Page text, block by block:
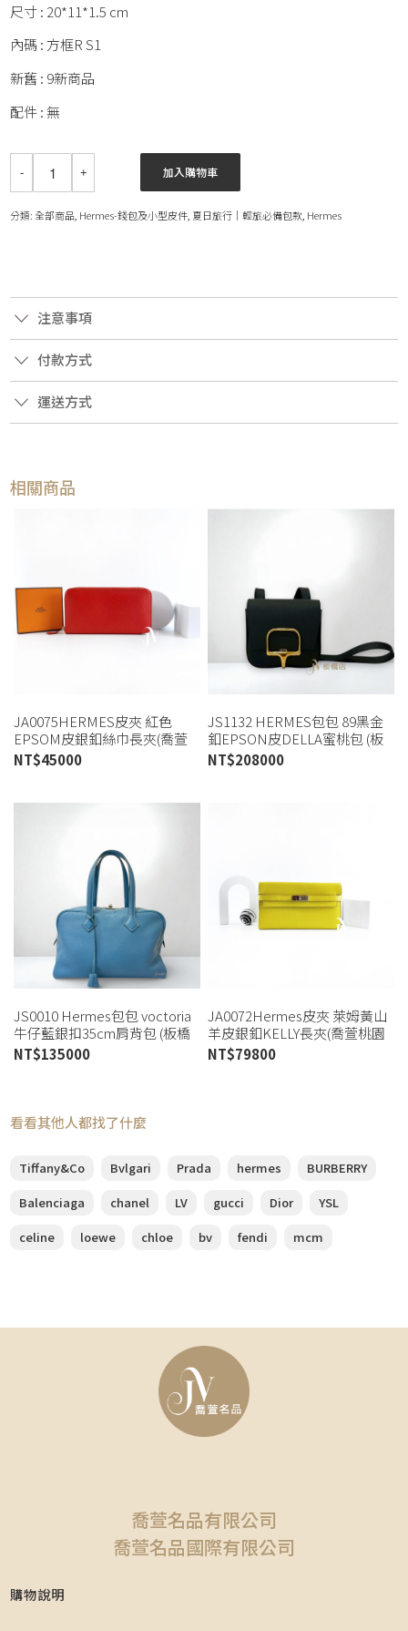
尺寸 : 20*11*1.5 cm
內碼 : 方框R S1
新舊 : 9新商品
配件 : 無
加入購物車
分類:全部商品 Hermes-錢包及小型皮件 夏日旅行│輕旅必備包款 Hermes
注意事項
付款方式
運送方式
相關商品
JA0075HERMES皮夾 紅色
EPSOM皮銀釦絲巾長夾(喬萱
桃園店)
NT$45000
JS1132 HERMES包包 89黑金
釦EPSON皮DELLA蜜桃包 (板
橋店)
NT$208000
JS0010 Hermes包包 voctoria
牛仔藍銀扣35cm肩背包 (板橋
店)
NT$135000
JA0072Hermes皮夾 萊姆黃山
羊皮銀釦KELLY長夾(喬萱桃園
店)
NT$79800
看看其他人都找了什麼
Tiffany&Co Bvlgari Prada hermes
BURBERRY
Balenciaga
chanel LV gucci Dior
YSL
celine
loewe chloe bv fendi mcm
喬萱名品有限公司
喬萱名品國際有限公司
購物說明